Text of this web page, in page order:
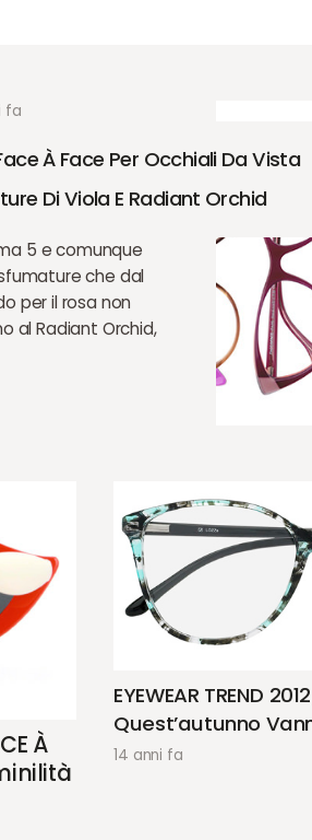
fa
À Face Per Occhiali Da Vista
Di Viola E Radiant Orchid
5 e comunque
che dal
per il rosa non
al Radiant Orchid,
À
EYEWEAR TREND
Quest’autunno
14 anni fa